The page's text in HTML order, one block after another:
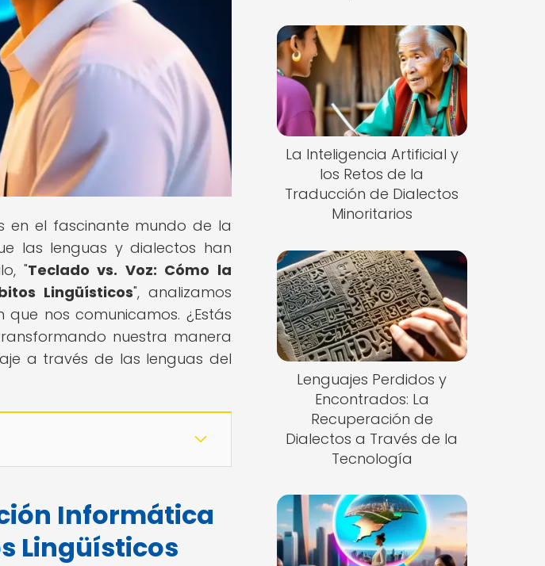
en el fascinante mundo de la
las lenguas y dialectos han
"Teclado vs. Voz: Cómo la
Lingüísticos", analizamos
nos comunicamos. ¿Estás
nuestra manera
a través de las lenguas del
Informática
Lingüísticos
La Inteligencia Artificial y
los Retos de la
Traducción de Dialectos
Minoritarios
Lenguajes Perdidos y
Encontrados: La
Recuperación de
Dialectos a Través de la
Tecnología